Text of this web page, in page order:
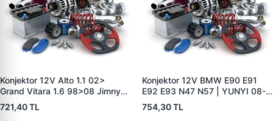
Konjektor 12V Alto 1.1 02>
Grand Vitara 1.6 98>08 Jimny
1.3 4WD 01> | YUNYI 06-116 |
OEM 3250066D00
721,40 TL
Konjektor 12V BMW E90 E91
E92 E93 N47 N57 | YUNYI 08-
058 | OEM 12317603776
12318510088
754,30 TL